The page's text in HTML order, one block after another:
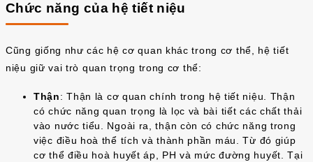
Chức năng của hệ tiết niệu
Cũng giống như các hệ cơ quan khác trong cơ thể, hệ tiết
niệu giữ vai trò quan trọng trong cơ thể:
Thận: Thận là cơ quan chính trong hệ tiết niệu. Thận
có chức năng quan trọng là lọc và bài tiết các chất thải
vào nước tiểu. Ngoài ra, thận còn có chức năng trong
việc điều hoà thể tích và thành phần máu. Từ đó giúp
cơ thể điều hoà huyết áp, PH và mức đường huyết. Tại